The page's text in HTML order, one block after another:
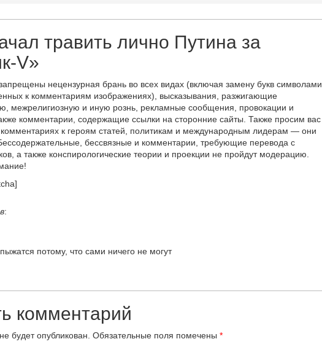
травить лично Путина за
V»
нецензурная брань во всех видах (включая замену букв символами
к комментариям изображениях), высказывания, разжигающие
межрелигиозную и иную рознь, рекламные сообщения, провокации и
комментарии, содержащие ссылки на сторонние сайты. Также просим вас
к героям статей, политикам и международным лидерам — они
бессвязные и комментарии, требующие перевода с
а также конспирологические теории и проекции не пройдут модерацию.
:
потому, что сами ничего не могут
комментарий
будет опубликован. Обязательные поля помечены *